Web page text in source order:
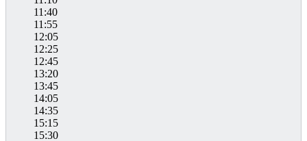
11:40
11:55
12:05
12:25
12:45
13:20
13:45
14:05
14:35
15:15
15:30